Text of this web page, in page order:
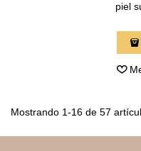
piel
Mostrando 1-16 de 57